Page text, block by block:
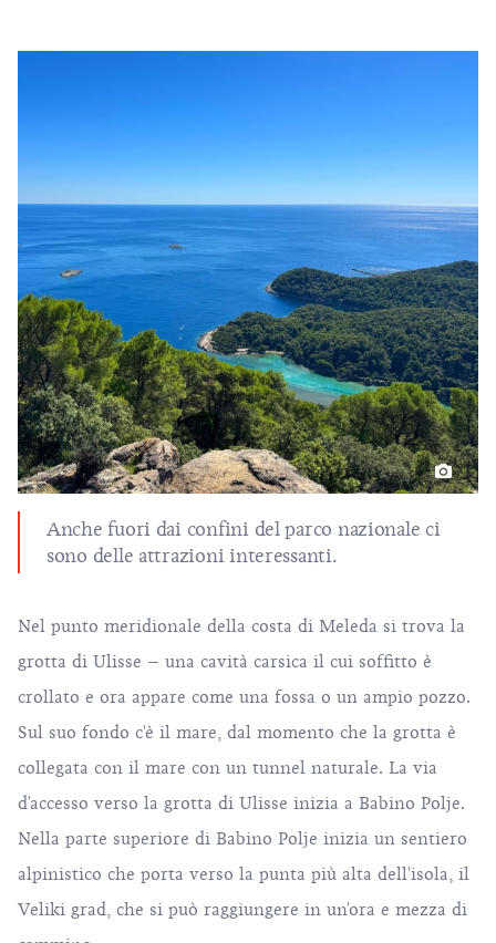
Anche fuori dai confini del parco nazionale ci
sono delle attrazioni interessanti.
Nel punto meridionale della costa di Meleda si trova la
grotta di Ulisse – una cavità carsica il cui soffitto è
crollato e ora appare come una fossa o un ampio pozzo.
Sul suo fondo c'è il mare, dal momento che la grotta è
collegata con il mare con un tunnel naturale. La via
d'accesso verso la grotta di Ulisse inizia a Babino Polje.
Nella parte superiore di Babino Polje inizia un sentiero
alpinistico che porta verso la punta più alta dell'isola, il
Veliki grad, che si può raggiungere in un'ora e mezza di